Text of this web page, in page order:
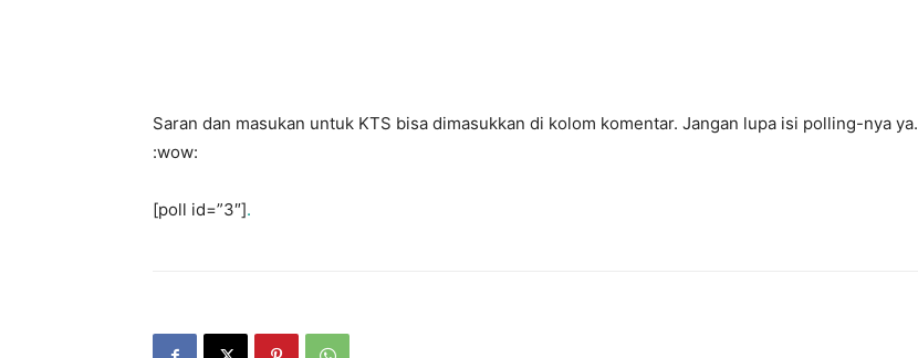
Saran dan masukan untuk KTS bisa dimasukkan di kolom komentar. Jangan lupa isi polling-nya ya.
:wow:
[poll id=”3″].